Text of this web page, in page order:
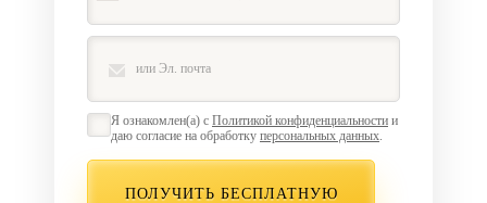
Я ознакомлен(а) с Политикой конфиденциальности и
даю согласие на обработку персональных данных
ПОЛУЧИТЬ БЕСПЛАТНУЮ